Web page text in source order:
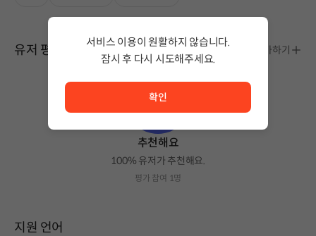
유저 평가 평가하기
추천해요
100% 유저가 추천해요.
평가 참여 1명
지원 언어
서비스 이용이 원활하지 않습니다.
잠시 후 다시 시도해주세요.
확인